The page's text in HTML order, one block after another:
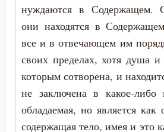
Помощь Божия
Порок
Послушание
нуждаются в Содержащем.
они находятся в
все и в отвечающем им
своих пределах, хотя душа
которым сотворена, и
не заключена в какое-
обладаемая, но является
содержащая тело, имея и это